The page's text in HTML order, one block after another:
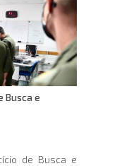
Busca e
de Busca e